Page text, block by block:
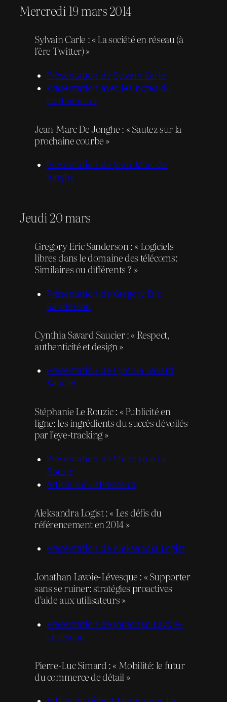
Mercredi 19 mars 2014
Sylvain Carle : « La société en réseau (à
l’ère Twitter) »
Présentation de Sylvain Carle
Présentation avec les notes du
conférencier
Jean-Marc De Jonghe : « Sautez sur la
prochaine courbe »
Présentation de Jean-Marc De
Jonghe
Jeudi 20 mars
Gregory Eric Sanderson : « Logiciels
libres dans le domaine des télécoms:
Similaires ou différents ? »
Présentation de Gregory Eric
Sanderson
Cynthia Savard Saucier : « Respect,
authenticité et design »
Présentation de Cynthia Savard
Saucier
Stéphanie Le Rouzic : « Publicité en
ligne: les ingrédients du succès dévoilés
par l’eye-tracking »
Présentation de Stéphanie Le
Rouzic
Article sur LaPresse.ca
Aleksandra Logist : « Les défis du
référencement en 2014 »
Présentation de Aleksandra Logist
Jonathan Lavoie-Lévesque : « Supporter
sans se ruiner: stratégies proactives
d’aide aux utilisateurs »
Présentation de Jonathan Lavoie-
Lévesque
Pierre-Luc Simard : « Mobilité: le futur
du commerce de détail »